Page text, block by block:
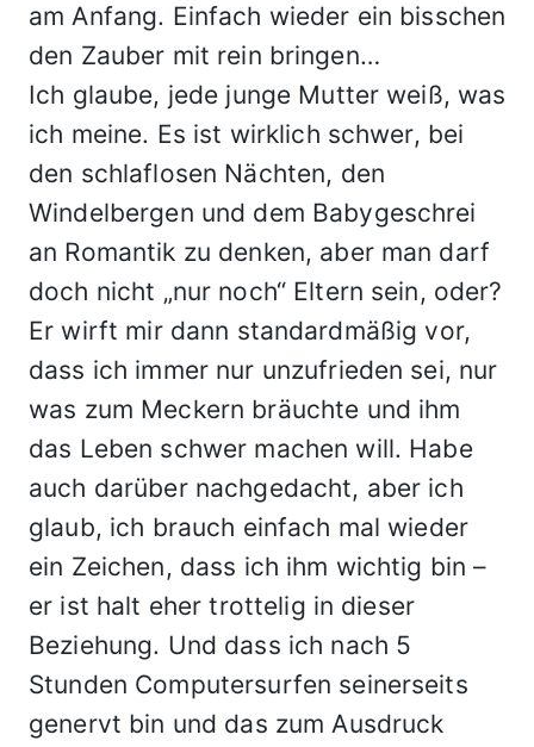
am Anfang. Einfach wieder ein bisschen
den Zauber mit rein bringen…
Ich glaube, jede junge Mutter weiß, was
ich meine. Es ist wirklich schwer, bei
den schlaflosen Nächten, den
Windelbergen und dem Babygeschrei
an Romantik zu denken, aber man darf
doch nicht „nur noch“ Eltern sein, oder?
Er wirft mir dann standardmäßig vor,
dass ich immer nur unzufrieden sei, nur
was zum Meckern bräuchte und ihm
das Leben schwer machen will. Habe
auch darüber nachgedacht, aber ich
glaub, ich brauch einfach mal wieder
ein Zeichen, dass ich ihm wichtig bin –
er ist halt eher trottelig in dieser
Beziehung. Und dass ich nach 5
Stunden Computersurfen seinerseits
genervt bin und das zum Ausdruck